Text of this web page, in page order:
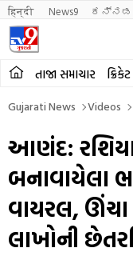
हिन्दी News9 ಕನ್ನಡ
તાજા સમાચાર
Gujarati News Videos
આણંદ:
બનાવાયેલા
વાયરલ,
લાખોની